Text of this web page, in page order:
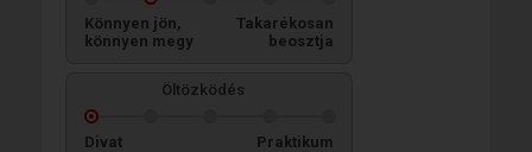
Könnyen jön,
könnyen megy
Takarékosan
beosztja
Öltözködés
Divat Praktikum